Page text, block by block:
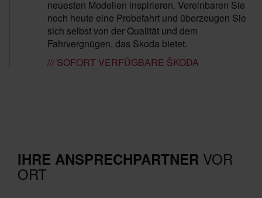
neuesten Modellen inspirieren. Vereinbaren Sie
noch heute eine Probefahrt und überzeugen Sie
sich selbst von der Qualität und dem
Fahrvergnügen, das Skoda bietet.
/// SOFORT VERFÜGBARE ŠKODA
IHRE ANSPRECHPARTNER VOR
ORT